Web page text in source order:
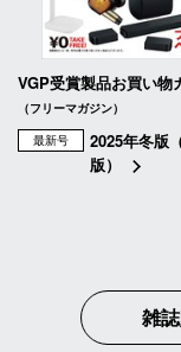
VGP受賞製品お買い物
（フリーマガジン）
最新号
2025年冬版
版）
雑